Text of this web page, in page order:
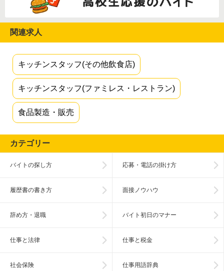
関連求人
キッチンスタッフ(その他飲食店)
キッチンスタッフ(ファミレス・レストラン)
食品製造・販売
カテゴリー
バイトの探し方 応募・電話の掛け方
履歴書の書き方 面接ノウハウ
辞め方・退職 バイト初日のマナー
仕事と法律 仕事と税金
社会保険 仕事用語辞典